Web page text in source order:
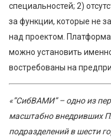
специальностей; 2)
за функции, которые не
над проектом.
можно установить
востребованы на
«”СибВАМИ” – одно из
масштабно внедривших
подразделений в шести